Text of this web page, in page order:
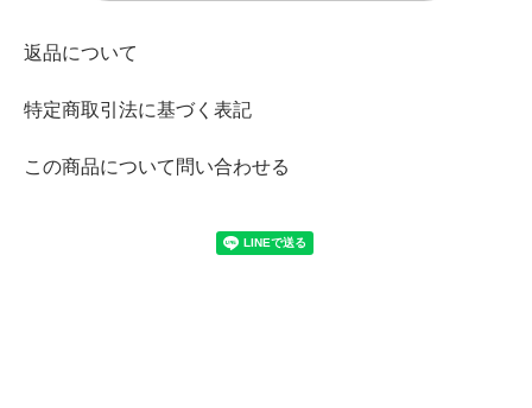
返品について
特定商取引法に基づく表記
この商品について問い合わせる